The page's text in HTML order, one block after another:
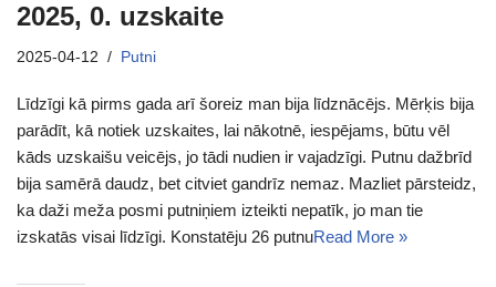
2025, 0. uzskaite
2025-04-12 Putni
Līdzīgi kā pirms gada arī šoreiz man bija līdznācējs. Mērķis bija
parādīt, kā notiek uzskaites, lai nākotnē, iespējams, būtu vēl
kāds uzskaišu veicējs, jo tādi nudien ir vajadzīgi. Putnu dažbrīd
bija samērā daudz, bet citviet gandrīz nemaz. Mazliet pārsteidz,
ka daži meža posmi putniņiem izteikti nepatīk, jo man tie
izskatās visai līdzīgi. Konstatēju 26 putnuRead More »